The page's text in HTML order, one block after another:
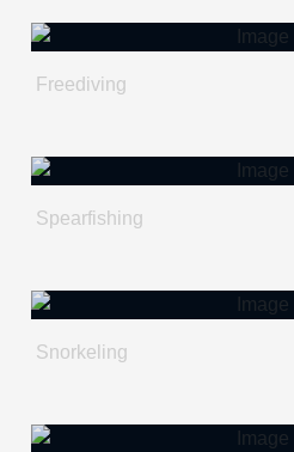
Freediving
Spearfishing
Snorkeling